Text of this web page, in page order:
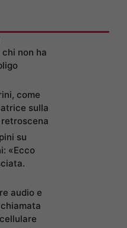
non ha
come
sulla
su
«Ecco
audio e